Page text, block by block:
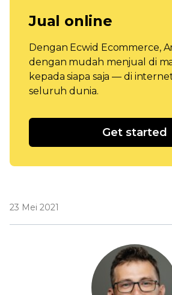
Jual online
Dengan Ecwid Ecommerce,
dengan mudah menjual di
kepada siapa saja — di
seluruh dunia.
Get started
23 Mei 2021